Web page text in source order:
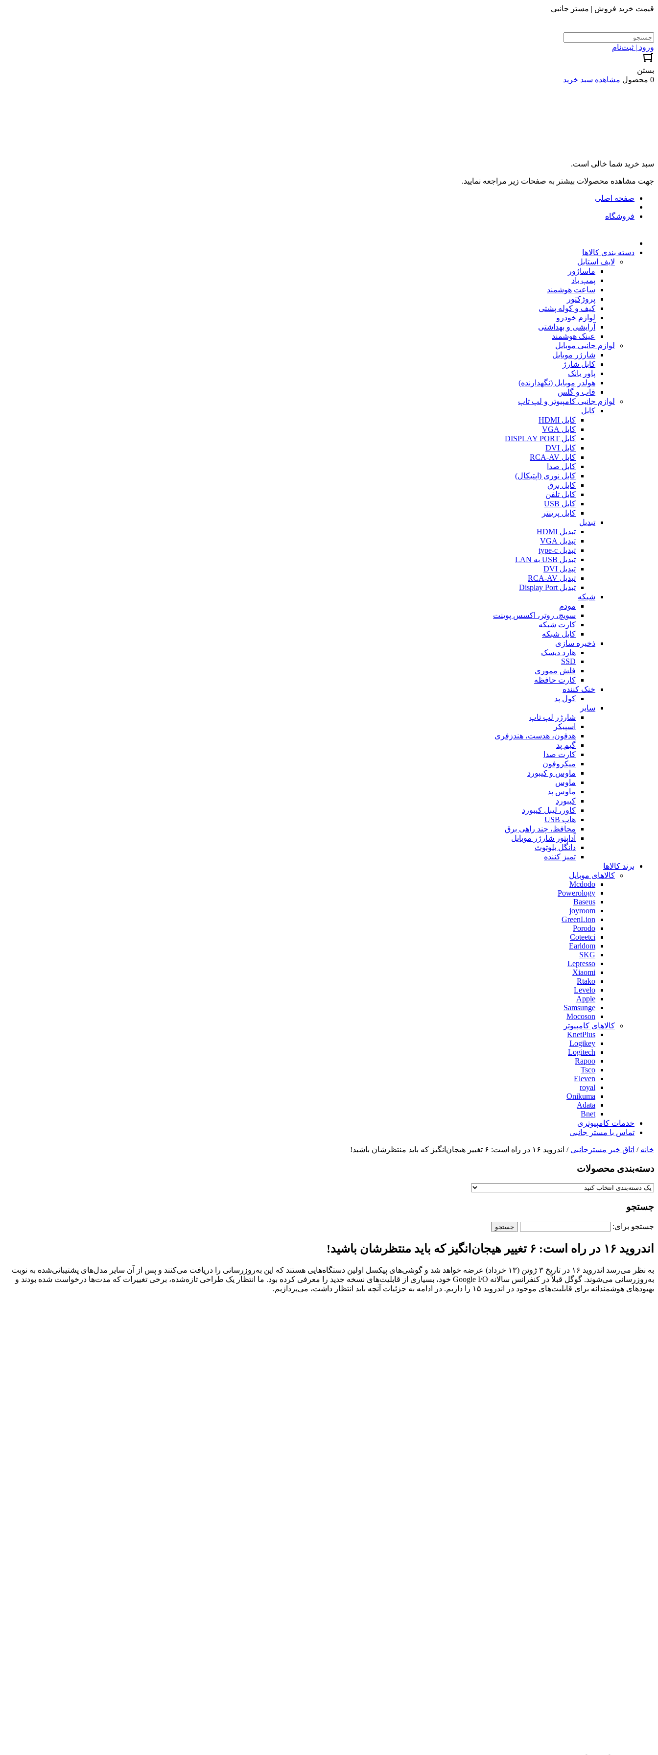
قیمت خرید فروش | مستر جانبی
ورود | ثبت‌نام
بستن
0 محصول
مشاهده سبد خرید
سبد خرید شما خالی است.
جهت مشاهده محصولات بیشتر به صفحات زیر مراجعه نمایید.
صفحه اصلی
فروشگاه
دسته بندی کالاها
لایف استایل
ماساژور
پمپ باد
ساعت هوشمند
پروژکتور
کیف و کوله پشتی
لوازم خودرو
آرایشی و بهداشتی
عینک هوشمند
لوازم جانبی موبایل
شارژر موبایل
کابل شارژ
پاور بانک
هولدر موبایل (نگهدارنده)
قاب و گلس
لوازم جانبی کامپیوتر و لپ تاپ
کابل
کابل HDMI
کابل VGA
کابل DISPLAY PORT
کابل DVI
کابل RCA-AV
کابل صدا
کابل نوری (اپتیکال)
کابل برق
کابل تلفن
کابل USB
کابل پرینتر
تبدیل
تبدیل HDMI
تبدیل VGA
تبدیل type-c
تبدیل USB به LAN
تبدیل DVI
تبدیل RCA-AV
تبدیل Display Port
شبکه
مودم
سویچ، روتر، اکسس پوینت
کارت شبکه
کابل شبکه
ذخیره سازی
هارد دیسک
SSD
فلش مموری
کارت حافظه
خنک کننده
کول پد
سایر
شارژر لپ تاپ
اسپیکر
هدفون، هدست، هندزفری
گیم پد
کارت صدا
میکروفون
ماوس و کیبورد
ماوس
ماوس پد
کیبورد
کاور، لیبل کیبورد
هاب USB
محافظ، چند راهی برق
آداپتور شارژر موبایل
دانگل بلوتوث
تمیز کننده
برند کالاها
کالاهای موبایل
Mcdodo
Powerology
Baseus
joyroom
GreenLion
Porodo
Coteetci
Earldom
SKG
Lepresso
Xiaomi
Rtako
Levelo
Apple
Samsunge
Mocoson
کالاهای کامپیوتر
KnetPlus
Logikey
Logitech
Rapoo
Tsco
Eleven
royal
Onikuma
Adata
Bnet
خدمات کامپیوتری
تماس با مستر جانبی
خانه / اتاق خبر مسترجانبی / اندروید ۱۶ در راه است: ۶ تغییر هیجان‌انگیز که باید منتظرشان باشید!
دسته‌بندی‌ محصولات
جستجو
جستجو برای:
اندروید ۱۶ در راه است: ۶ تغییر هیجان‌انگیز که باید منتظرشان باشید!
به نظر می‌رسد اندروید ۱۶ در تاریخ ۳ ژوئن (۱۳ خرداد) عرضه خواهد شد و گوشی‌های پیکسل اولین دستگاه‌هایی هستند که این به‌روزرسانی را دریافت می‌کنند و پس از آن سایر مدل‌های پشتیبانی‌شده به نوبت
به‌روزرسانی می‌شوند. گوگل قبلاً در کنفرانس سالانه Google I/O خود، بسیاری از قابلیت‌های نسخه جدید را معرفی کرده بود. ما انتظار یک طراحی تازه‌شده، برخی تغییرات که مدت‌ها درخواست شده بودند و
بهبودهای هوشمندانه برای قابلیت‌های موجود در اندروید ۱۵ را داریم. در ادامه به جزئیات آنچه باید انتظار داشت، می‌پردازیم.